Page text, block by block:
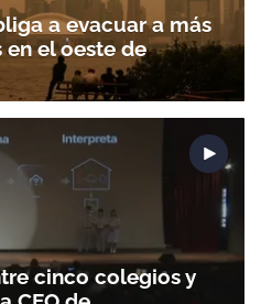
a evacuar a más
en el oeste de
cinco colegios y